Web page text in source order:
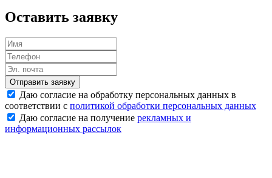
Оставить заявку
Отправить заявку
Даю согласие на обработку персональных данных в
соответствии с политикой обработки персональных данных
Даю согласие на получение рекламных и
информационных рассылок